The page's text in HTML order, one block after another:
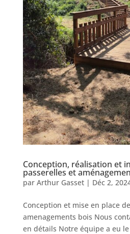
Conception, réalisation et
passerelles et
par Arthur Gasset| Déc 2,
Conception et mise en place
amenagements bois Nous
en détails Notre équipe a eu